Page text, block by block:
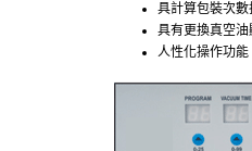
具計算包裝次數
具有更換真空油
人性化操作功